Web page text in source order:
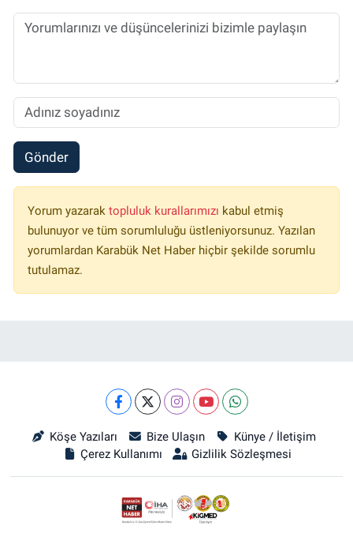
Gönder
Yorum yazarak topluluk kurallarımızı kabul etmiş
bulunuyor ve tüm sorumluluğu üstleniyorsunuz. Yazılan
yorumlardan Karabük Net Haber hiçbir şekilde sorumlu
tutulamaz.
Köşe Yazıları Bize Ulaşın
Künye / İletişim
Çerez Kullanımı
Gizlilik Sözleşmesi